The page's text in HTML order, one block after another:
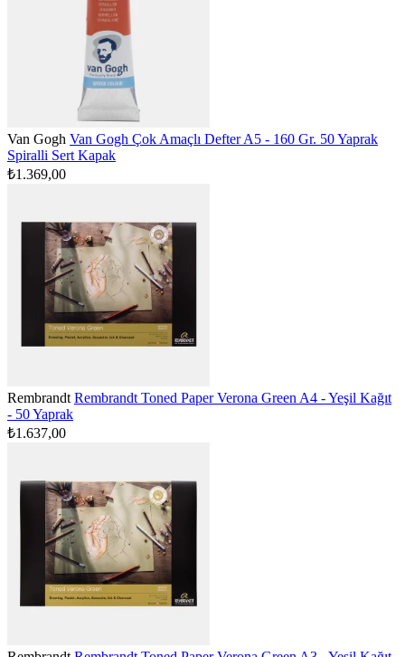
Van Gogh Van Gogh Çok Amaçlı Defter A5 - 160 Gr. 50 Yaprak
Spiralli Sert Kapak
₺1.369,00
Rembrandt Rembrandt Toned Paper Verona Green A4 - Yeşil Kağıt
- 50 Yaprak
₺1.637,00